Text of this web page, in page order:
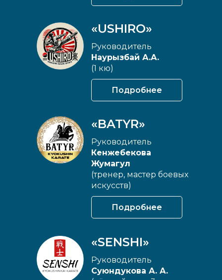
Руководитель
Кенжебекова
Жумагул
(тренер, мастер боевых
искусств)
«BATYR»
Подробнее
Подробнее
«USHIRO»
Руководитель
Наурызбай А.А.
(1 кю)
«SENSHI»
Руководитель
Суюндукова А. А.